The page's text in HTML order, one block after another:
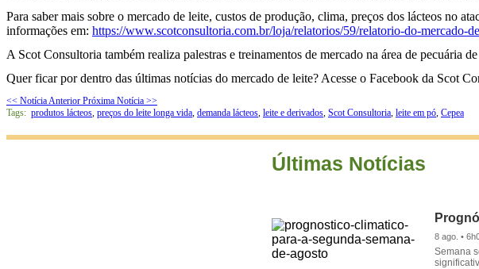
Para saber mais sobre o mercado de leite, custos de produção, clima, preços dos lácteos no
informações em: https://www.scotconsultoria.com.br/loja/relatorios/59/relatorio-do-mercado-
A Scot Consultoria também realiza palestras e treinamentos de mercado na área de pecuária
Quer ficar por dentro das últimas notícias do mercado de leite? Acesse o Facebook da Scot
<< Notícia Anterior Próxima Notícia >>
Tags: produtos lácteos, preços do leite longa vida, demanda lácteos, leite e derivados, Scot Consultoria, leite em pó, Cepea
Últimas Notícias
8 ago. •
Semana